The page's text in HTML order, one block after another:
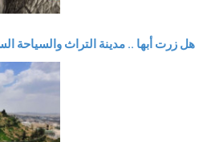
هل زرت أبها .. مدينة التراث والسياحة